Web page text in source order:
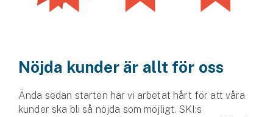
Nöjda kunder är allt för oss
Ända sedan starten har vi arbetat hårt för att våra
kunder ska bli så nöjda som möjligt. SKI:s